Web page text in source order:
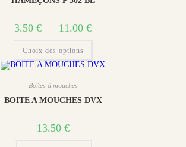
peuvent
produit
3.50 € – 11.00 €
3.50 €
à
Choix des options
a
plusieurs
peuvent
Boîtes à mouches
BOITE A MOUCHES DVX
13.50 €